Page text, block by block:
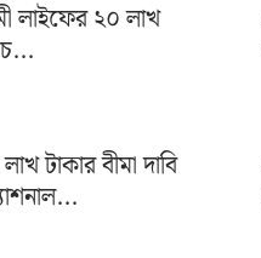
লাইফের ২০ লাখ
টাকার বীমা দাবি